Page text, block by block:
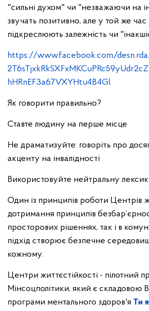
"сильні духом" чи "незважаючи на
звучать позитивно, але у той же час
підкреслюють залежність чи
https://www.facebook.com/
hHRnEF3a67VXYHtu4B4Gl
Як говорити правильно?
Ставте людину на перше місце
Не драматизуйте: говоріть про
акценту на інвалідності
Використовуйте нейтральну
Один із принципів роботи Центрів
дотримання принципів
просторових рішеннях, так і в
підхід створює безпечне
кожному.
Центри життєстійкості - пілотний
Мінсоцполітики, який є складовою
програми ментального здоров'я Ти